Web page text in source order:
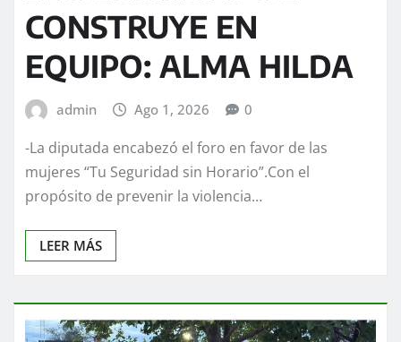
CONSTRUYE EN
EQUIPO: ALMA HILDA
admin Ago 1, 2026 0
-La diputada encabezó el foro en favor de las
mujeres “Tu Seguridad sin Horario”.Con el
propósito de prevenir la violencia…
LEER MÁS